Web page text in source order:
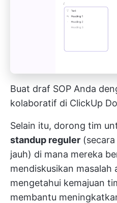
Buat draf SOP Anda
kolaboratif di ClickUp
Selain itu, dorong tim
standup reguler
jauh) di mana mereka
mendiskusikan masalah
mengetahui kemajuan
membantu